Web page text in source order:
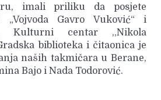
imali priliku da posjete
Gavro Vuković“ i
Kulturni centar ,,Nikola
biblioteka i čitaonica je
naših takmičara u Berane,
Bajo i Nada Todorović.